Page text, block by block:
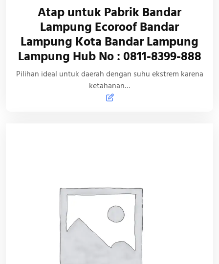
2,
2025
Atap untuk Pabrik Bandar
Lampung Ecoroof Bandar
Lampung Kota Bandar Lampung
Lampung Hub No : 0811-8399-888
Pilihan ideal untuk daerah dengan suhu ekstrem karena
ketahanan…